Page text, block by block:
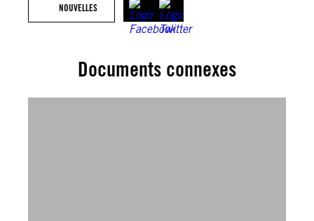
NOUVELLES
Documents connexes